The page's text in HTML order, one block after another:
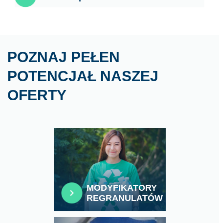
POZNAJ PEŁEN
POTENCJAŁ NASZEJ
OFERTY
MODYFIKATORY
REGRANULATÓW